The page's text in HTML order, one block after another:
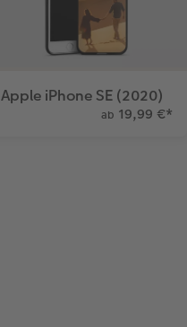
Apple iPhone SE (2020)
ab 19,99 €*